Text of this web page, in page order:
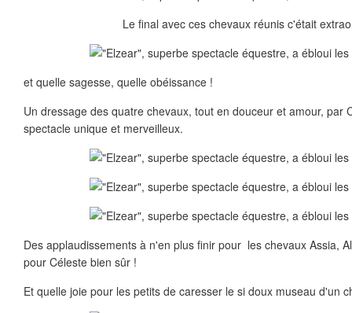
Le final avec ces chevaux réunis c'était
et quelle sagesse, quelle obéissance !
Un dressage des quatre chevaux, tout en douceur et amour, par
spectacle unique et merveilleux.
Des applaudissements à n'en plus finir pour les chevaux Assia,
pour Céleste bien sûr !
Et quelle joie pour les petits de caresser le si doux museau d'un